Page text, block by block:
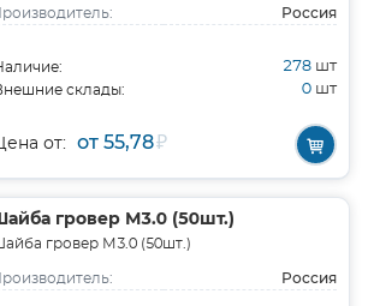
Россия
278 шт
склады: 0 шт
от: от 55,78₽
гровер М3.0 (50шт.)
гровер М3.0 (50шт.)
Россия